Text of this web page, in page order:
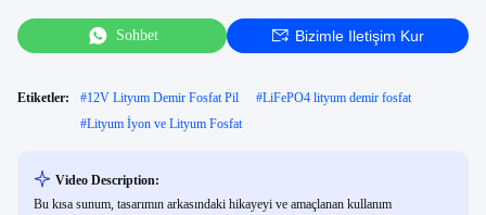
Sohbet Bizimle Iletişim Kur
Etiketler: #12V Lityum Demir Fosfat Pil #LiFePO4 lityum demir fosfat
#Lityum İyon ve Lityum Fosfat
Video Description:
Bu kısa sunum, tasarımın arkasındaki hikayeyi ve amaçlanan kullanım